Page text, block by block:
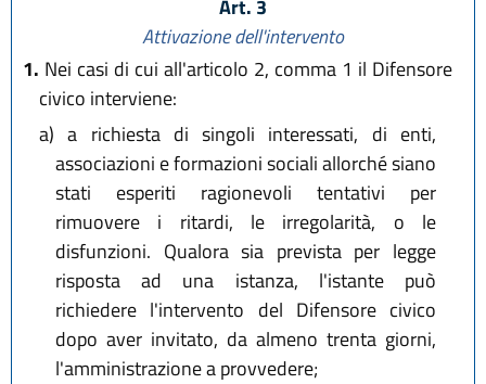
Art. 3
Attivazione dell'intervento
1. Nei casi di cui all'articolo 2, comma 1 il Difensore
civico interviene:
a) a richiesta di singoli interessati, di enti,
associazioni e formazioni sociali allorché siano
stati esperiti ragionevoli tentativi per
rimuovere i ritardi, le irregolarità, o le
disfunzioni. Qualora sia prevista per legge
risposta ad una istanza, l'istante può
richiedere l'intervento del Difensore civico
dopo aver invitato, da almeno trenta giorni,
l'amministrazione a provvedere;